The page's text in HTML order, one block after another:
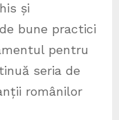
și
bune practici
pentru
seria de
românilor